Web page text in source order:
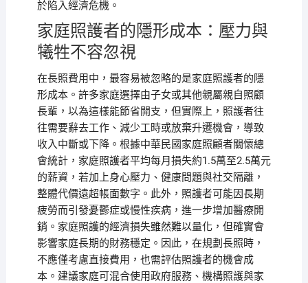
於陷入經濟危機。
家庭照護者的隱形成本：壓力與
犧牲不容忽視
在長照費用中，最容易被忽略的是家庭照護者的隱
形成本。許多家庭選擇由子女或其他親屬親自照顧
長輩，以為這樣能節省開支，但實際上，照護者往
往需要辭去工作、減少工時或放棄升遷機會，導致
收入中斷或下降。根據中華民國家庭照顧者關懷總
會統計，家庭照護者平均每月損失約1.5萬至2.5萬元
的薪資，若加上身心壓力、健康問題與社交隔離，
整體代價遠超帳面數字。此外，照護者可能因長期
疲勞而引發憂鬱症或慢性疾病，進一步增加醫療開
銷。家庭照護的經濟損失雖然難以量化，但確實會
影響家庭長期的財務穩定。因此，在規劃長照時，
不應僅考慮直接費用，也需評估照護者的機會成
本。建議家庭可混合使用政府服務、機構照護與家